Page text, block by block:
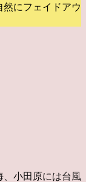
にフェイドアウ
小田原には台風